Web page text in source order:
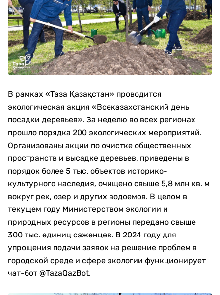
В рамках «Таза Қазақстан» проводится
экологическая акция «Всеказахстанский день
посадки деревьев». За неделю во всех регионах
прошло порядка 200 экологических мероприятий.
Организованы акции по очистке общественных
пространств и высадке деревьев, приведены в
порядок более 5 тыс. объектов историко-
культурного наследия, очищено свыше 5,8 млн кв. м
вокруг рек, озер и других водоемов. В целом в
текущем году Министерством экологии и
природных ресурсов в регионы передано свыше
300 тыс. единиц саженцев. В 2024 году для
упрощения подачи заявок на решение проблем в
городской среде и сфере экологии функционирует
чат-бот @TazaQazBot.